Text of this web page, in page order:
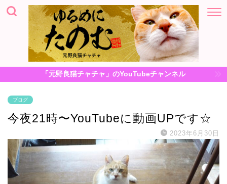
「元野良猫チャチャ」のYouTubeチャンネル
ブログ
今夜21時〜YouTubeに動画UPです☆
2023年6月30日